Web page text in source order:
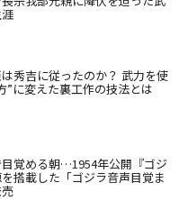
秀吉に従ったのか？ 武力を使
”に変えた裏工作の技法とは
覚める朝…1954年公開『ゴジ
搭載した「ゴジラ音声目覚ま